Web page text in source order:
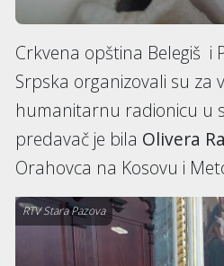
Crkvena opština Belegiš i
Srpska organizovali su za
humanitarnu radionicu u
predavač je bila Olivera
Orahovca na Kosovu i
RTV Stara Pazova